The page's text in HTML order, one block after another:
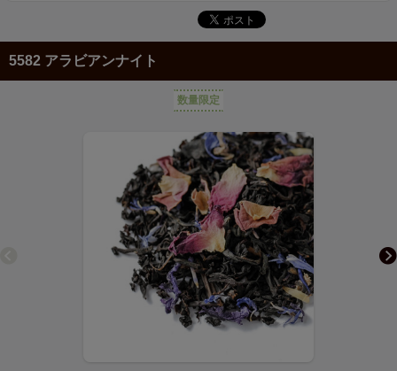
5582 アラビアンナイト
数量限定